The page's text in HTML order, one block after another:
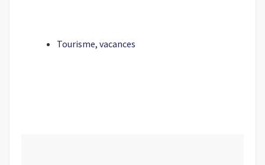
Tourisme, vacances